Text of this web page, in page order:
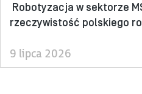
Robotyzacja w sektorze
rzeczywistość polskiego
9 lipca 2026